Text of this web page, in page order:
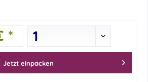
*
Jetzt einpacken